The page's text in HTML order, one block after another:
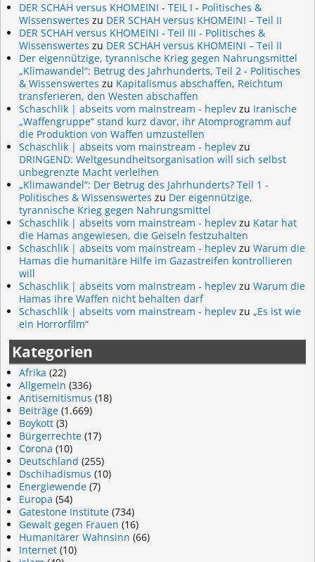
DER SCHAH versus KHOMEINI - TEIL I - Politisches &
Wissenswertes zu DER SCHAH versus KHOMEINI – Teil II
DER SCHAH versus KHOMEINI - Teil III - Politisches &
Wissenswertes zu DER SCHAH versus KHOMEINI – Teil II
Der eigennützige, tyrannische Krieg gegen Nahrungsmittel
„Klimawandel“: Betrug des Jahrhunderts, Teil 2 - Politisches
& Wissenswertes zu Kapitalismus abschaffen, Reichtum
transferieren, den Westen abschaffen
Schaschlik | abseits vom mainstream - heplev zu Iranische
„Waffengruppe“ stand kurz davor, ihr Atomprogramm auf
die Produktion von Waffen umzustellen
Schaschlik | abseits vom mainstream - heplev zu
DRINGEND: Weltgesundheitsorganisation will sich selbst
unbegrenzte Macht verleihen
„Klimawandel“: Der Betrug des Jahrhunderts? Teil 1 -
Politisches & Wissenswertes zu Der eigennützige,
tyrannische Krieg gegen Nahrungsmittel
Schaschlik | abseits vom mainstream - heplev zu Katar hat
die Hamas angewiesen, die Geiseln festzuhalten
Schaschlik | abseits vom mainstream - heplev zu Warum die
Hamas die humanitäre Hilfe im Gazastreifen kontrollieren
will
Schaschlik | abseits vom mainstream - heplev zu Warum die
Hamas ihre Waffen nicht behalten darf
Schaschlik | abseits vom mainstream - heplev zu „Es ist wie
ein Horrorfilm“
Kategorien
Afrika (22)
Allgemein (336)
Antisemitismus (18)
Beiträge (1.669)
Boykott (3)
Bürgerrechte (17)
Corona (10)
Deutschland (255)
Dschihadismus (10)
Energiewende (7)
Europa (54)
Gatestone Institute (734)
Gewalt gegen Frauen (16)
Humanitärer Wahnsinn (66)
Internet (10)